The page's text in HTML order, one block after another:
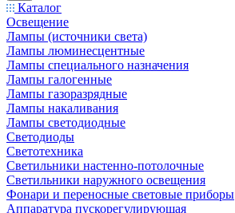
Каталог
Освещение
Лампы (источники света)
Лампы люминесцентные
Лампы специального назначения
Лампы галогенные
Лампы газоразрядные
Лампы накаливания
Лампы светодиодные
Светодиоды
Светотехника
Светильники настенно-потолочные
Светильники наружного освещения
Фонари и переносные световые приборы
Аппаратура пускорегулирующая